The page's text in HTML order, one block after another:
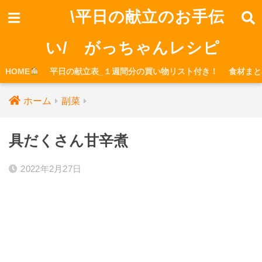
\平日の献立のお手伝
い/ がっちゃんレシピ
HOME 平日の献立表_１週間分の買い物リスト付き！ 食材ま
ホーム 副菜
具だくさん甘辛煮
2022年2月27日